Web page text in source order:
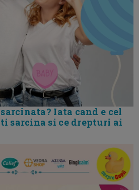
Iata cand e cel
sarcina si ce drepturi ai